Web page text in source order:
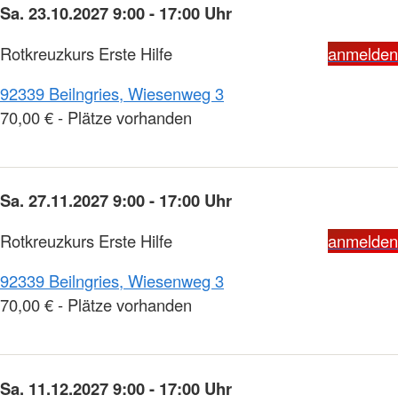
Sa. 23.10.2027 9:00 - 17:00 Uhr
Rotkreuzkurs Erste Hilfe
anmelden
92339 Beilngries, Wiesenweg 3
70,00 € - Plätze vorhanden
Sa. 27.11.2027 9:00 - 17:00 Uhr
Rotkreuzkurs Erste Hilfe
anmelden
92339 Beilngries, Wiesenweg 3
70,00 € - Plätze vorhanden
Sa. 11.12.2027 9:00 - 17:00 Uhr